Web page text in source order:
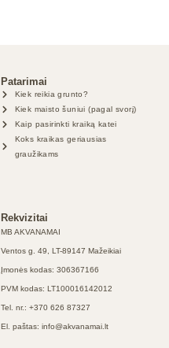
Patarimai
Kiek reikia grunto?
Kiek maisto šuniui (pagal svorį)
Kaip pasirinkti kraiką katei
Koks kraikas geriausias
graužikams
Rekvizitai
MB AKVANAMAI
Ventos g. 49, LT-89147 Mažeikiai
Įmonės kodas: 306367166
PVM kodas: LT100016142012
Tel. nr.: +370 626 87327
El. paštas: info@akvanamai.lt